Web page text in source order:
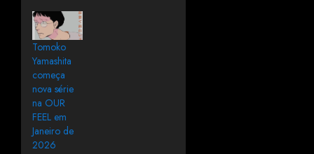
Tomoko
Yamashita
começa
nova série
na OUR
FEEL em
Janeiro de
2026